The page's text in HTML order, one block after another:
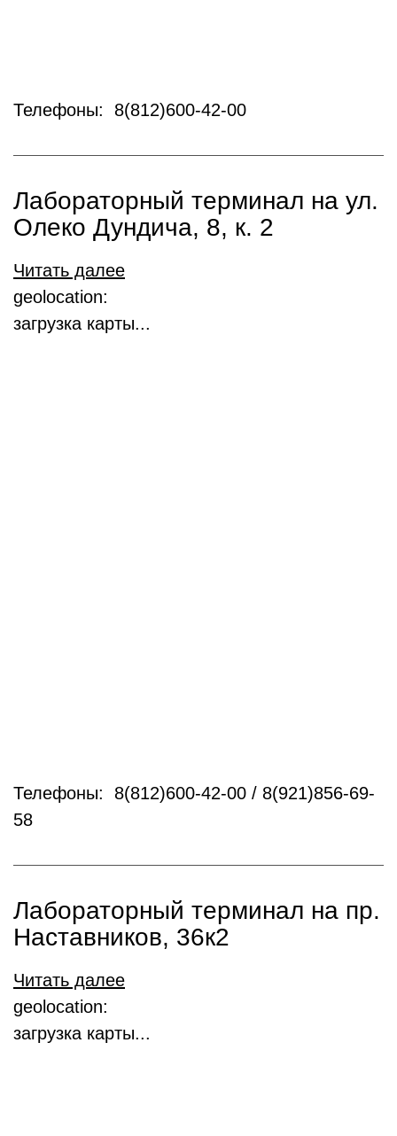
Телефоны: 8(812)600-42-00
Лабораторный терминал на ул.
Олеко Дундича, 8, к. 2
Читать далее
geolocation:
загрузка карты...
Телефоны: 8(812)600-42-00 / 8(921)856-69-
58
Лабораторный терминал на пр.
Наставников, 36к2
Читать далее
geolocation:
загрузка карты...